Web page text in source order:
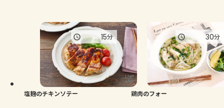
塩麹のチキンソテー
15分
鶏肉のフォー
30分